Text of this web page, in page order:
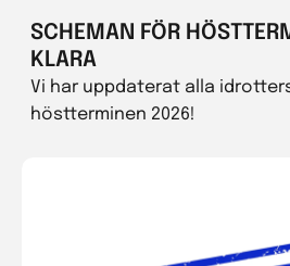
SCHEMAN FÖR
KLARA
Vi har uppdaterat alla
höstterminen 2026!